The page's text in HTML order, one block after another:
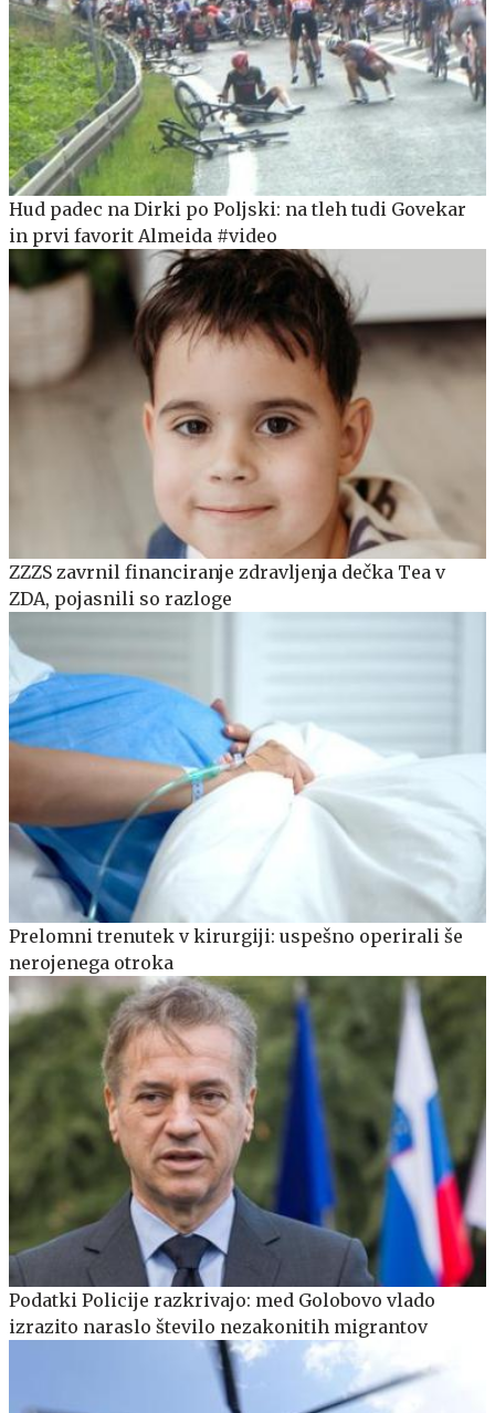
Hud padec na Dirki po Poljski: na tleh tudi Govekar
in prvi favorit Almeida #video
ZZZS zavrnil financiranje zdravljenja dečka Tea v
ZDA, pojasnili so razloge
Prelomni trenutek v kirurgiji: uspešno operirali še
nerojenega otroka
Podatki Policije razkrivajo: med Golobovo vlado
izrazito naraslo število nezakonitih migrantov